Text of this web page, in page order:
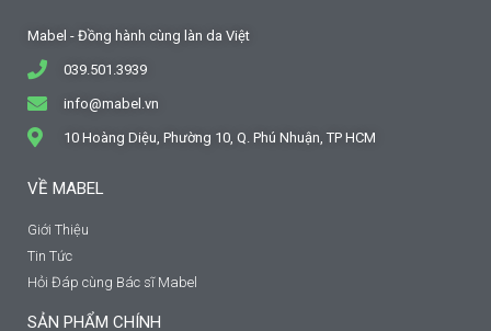
Mabel - Đồng hành cùng làn da Việt
039.501.3939
info@mabel.vn
10 Hoàng Diệu, Phường 10, Q. Phú Nhuận, TP HCM
VỀ MABEL
Giới Thiệu
Tin Tức
Hỏi Đáp cùng Bác sĩ Mabel
SẢN PHẨM CHÍNH